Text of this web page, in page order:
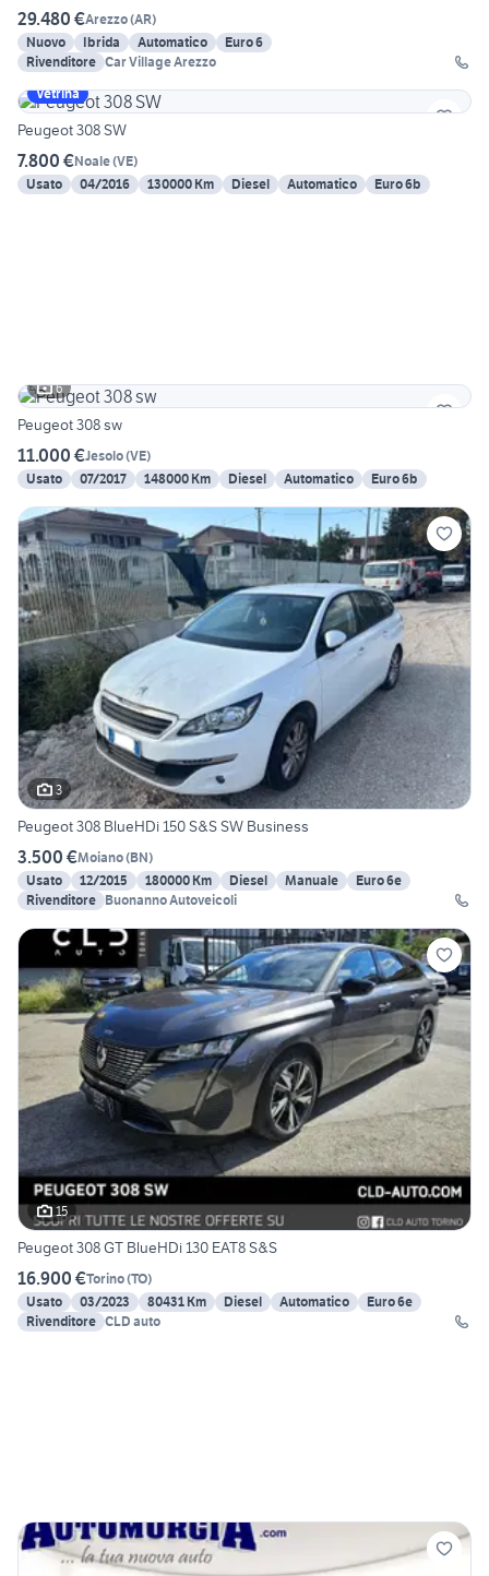
29.480 €Arezzo(AR)
Nuovo
Ibrida Automatico
Euro 6
Rivenditore Car Village Arezzo
Vetrina
Peugeot 308 SW
7.800 €Noale(VE)
Usato
04/2016 130000 Km Diesel Automatico Euro 6b
6
Peugeot 308 sw
11.000 €Jesolo(VE)
Usato
07/2017 148000 Km Diesel Automatico Euro 6b
3
Peugeot 308 BlueHDi 150 S&S SW Business
3.500 €Moiano(BN)
Usato
12/2015 180000 Km Diesel Manuale
Euro 6e
Rivenditore Buonanno Autoveicoli
15
Peugeot 308 GT BlueHDi 130 EAT8 S&S
16.900 €Torino(TO)
Usato
03/2023 80431 Km Diesel Automatico
Euro 6e
Rivenditore CLD auto